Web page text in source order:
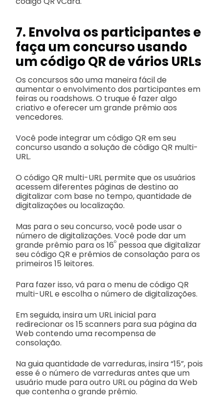
7. Envolva os participantes e
faça um concurso usando
um código QR de vários URLs
Os concursos são uma maneira fácil de
aumentar o envolvimento dos participantes em
feiras ou roadshows. O truque é fazer algo
criativo e oferecer um grande prêmio aos
vencedores.
Você pode integrar um código QR em seu
concurso usando a solução de código QR multi-
URL.
O código QR multi-URL permite que os usuários
acessem diferentes páginas de destino ao
digitalizar com base no tempo, quantidade de
digitalizações ou localização.
Mas para o seu concurso, você pode usar o
número de digitalizações. Você pode dar um
grande prêmio para os 16º pessoa que digitalizar
seu código QR e prêmios de consolação para os
primeiros 15 leitores.
Para fazer isso, vá para o menu de código QR
multi-URL e escolha o número de digitalizações.
Em seguida, insira um URL inicial para
redirecionar os 15 scanners para sua página da
Web contendo uma recompensa de
consolação.
Na guia quantidade de varreduras, insira “15”, pois
esse é o número de varreduras antes que um
usuário mude para outro URL ou página da Web
que contenha o grande prêmio.